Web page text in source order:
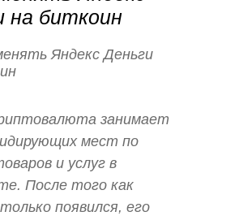
на биткоин
занимает
мест по
и услуг в
После того как
появился, его